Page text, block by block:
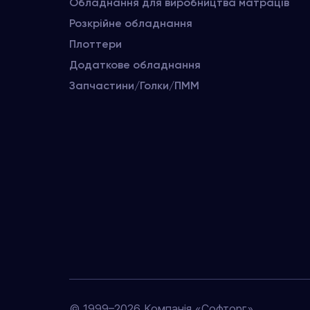
Розкрійне обладнання
Плоттери
Додаткове обладнання
Запчастини/Голки/ПММ